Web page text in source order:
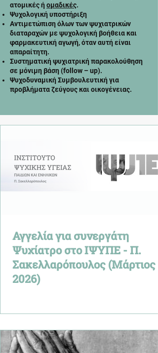
ατομικές ήομαδικές.
Ψυχολογική υποστήριξη
Αντιμετώπιση όλων των ψυχιατρικών
διαταραχών με ψυχολογική βοήθεια και
φαρμακευτική αγωγή, όταν αυτή είναι
απαραίτητη.
Συστηματική ψυχιατρική παρακολούθηση
σε μόνιμη βάση (follow – up).
Ψυχοδυναμική Συμβουλευτική για
προβλήματα ζεύγους και οικογένειας.
Αγγελία για συνεργάτη
Ψυχίατρο στο ΙΨΥΠΕ - Π.
Σακελλαρόπουλος (Μάρτιος
2026)